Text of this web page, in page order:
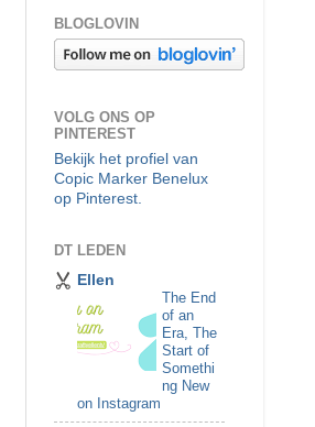
BLOGLOVIN
VOLG ONS OP
PINTEREST
Bekijk het profiel van
Copic Marker Benelux
op Pinterest.
DT LEDEN
Ellen
The End
of an
Era, The
Start of
Somethi
ng New
on Instagram